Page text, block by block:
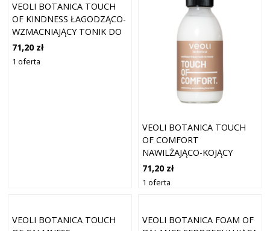
VEOLI BOTANICA TOUCH
OF KINDNESS ŁAGODZĄCO-
WZMACNIAJĄCY TONIK DO
TWARZY TONIKI DO
TWARZY 150 ML
71,20 zł
1 oferta
VEOLI BOTANICA TOUCH
OF COMFORT
NAWILŻAJĄCO-KOJĄCY
TONIK DO TWARZY TONIKI
DO TWARZY 150 ML
71,20 zł
1 oferta
VEOLI BOTANICA TOUCH
VEOLI BOTANICA FOAM OF